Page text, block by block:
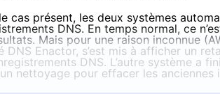
cas présent, les deux systèmes
DNS. En temps normal, ce
Mais pour une raison inconnue
DNS Enactor, s’est mis à afficher un
DNS. L’autre système a
nettoyage pour effacer les anciennes